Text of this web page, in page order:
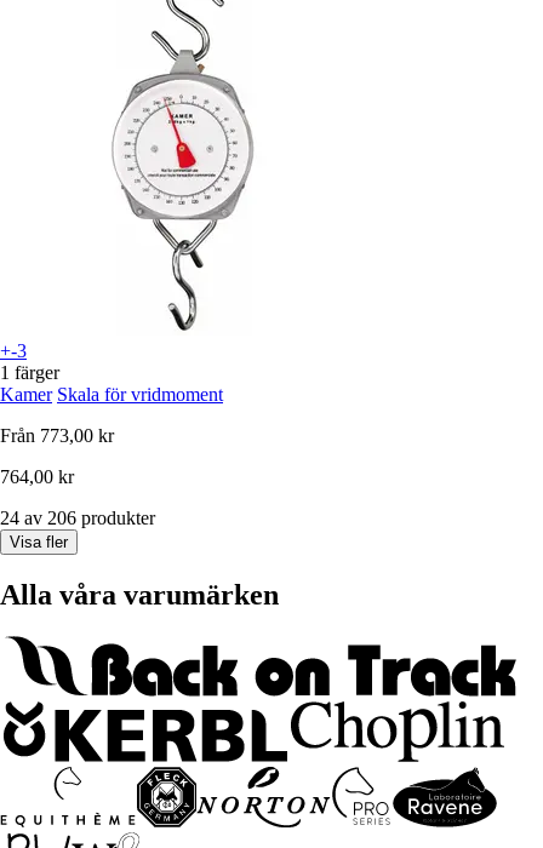
+-3
1 färger
Kamer Skala för vridmoment
Från 773,00 kr
764,00 kr
24 av 206 produkter
Visa fler
Alla våra varumärken